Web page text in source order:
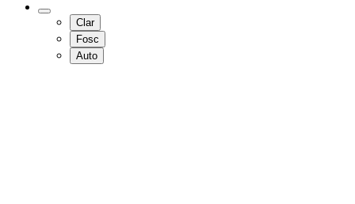
Clar
Fosc
Auto